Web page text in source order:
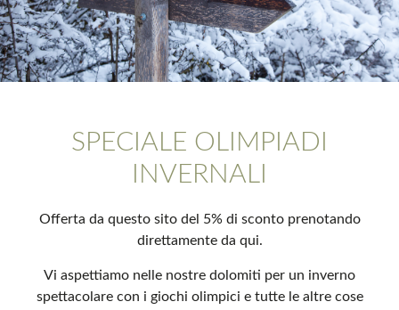
SPECIALE OLIMPIADI
INVERNALI
Offerta da questo sito del 5% di sconto prenotando
direttamente da qui.
Vi aspettiamo nelle nostre dolomiti per un inverno
spettacolare con i giochi olimpici e tutte le altre cose